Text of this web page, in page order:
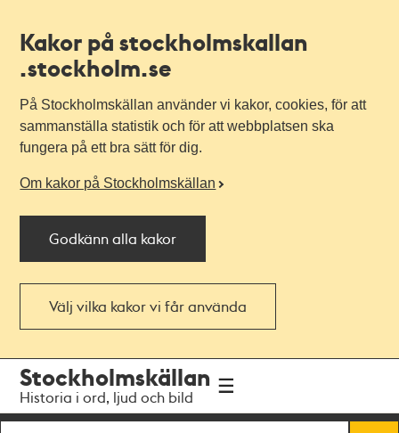
Kakor på stockholmskallan
.stockholm.se
På Stockholmskällan använder vi kakor, cookies, för att
sammanställa statistik och för att webbplatsen ska
fungera på ett bra sätt för dig.
Om kakor på Stockholmskällan
Godkänn alla kakor
Välj vilka kakor vi får använda
navigationen
huvudinnehållet
Stockholmskällan
Historia i ord, ljud och bild